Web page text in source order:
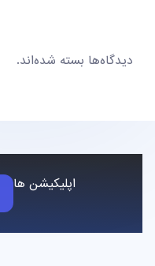
دیدگاه‌ها بسته شده‌اند.
اپلیکیشن ها